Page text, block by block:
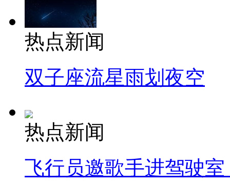
热点新闻
双子座流星雨划夜空
热点新闻
飞行员邀歌手进驾驶